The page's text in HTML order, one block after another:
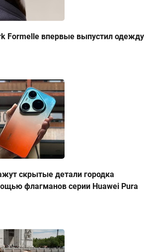
Formelle впервые выпустил одежду
скрытые детали городка
флагманов серии Huawei Pura